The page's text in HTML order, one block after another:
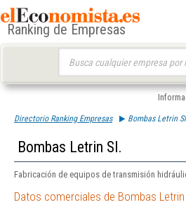
Ranking de Empresas
Directorio Ranking Empresas Bombas Letrin
Bombas Letrin Sl.
Fabricación de equipos de transmisión
Datos comerciales de Bombas Letrin